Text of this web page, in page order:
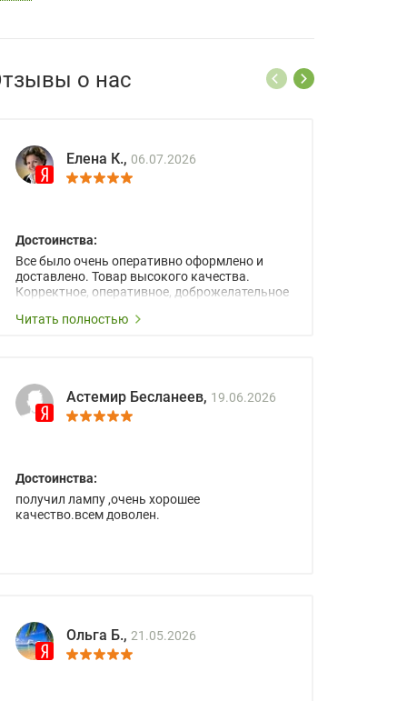
о нас
Елена К., 06.07.2026
Достоинства:
Все было очень оперативно оформлено и
доставлено. Товар высокого качества.
Корректное, оперативное, доброжелательное
Читать полностью
Астемир Бесланеев, 19.06.2026
Достоинства:
получил лампу ,очень хорошее
качество.всем доволен.
Ольга Б., 21.05.2026